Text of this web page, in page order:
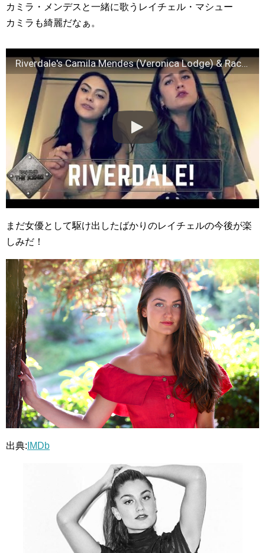
カミラ・メンデスと一緒に歌うレイチェル・マシュー
カミラも綺麗だなぁ。
Riverdale's Camila Mendes (Veronica Lodge) & Rachel Matthews Singing
まだ女優として駆け出したばかりのレイチェルの今後が楽
しみだ！
出典: IMDb